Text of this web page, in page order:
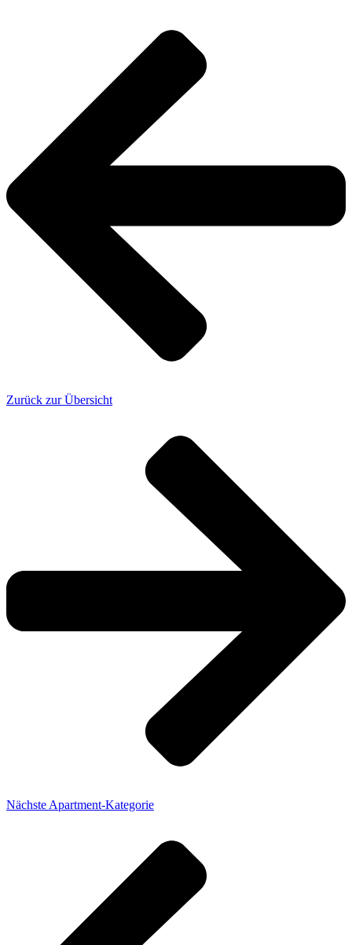
Zurück zur Übersicht
Nächste Apartment-Kategorie